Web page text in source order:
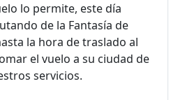
lo permite, este día
de la Fantasía de
la hora de traslado al
el vuelo a su ciudad de
servicios.